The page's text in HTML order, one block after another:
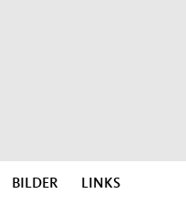
BILDER LINKS